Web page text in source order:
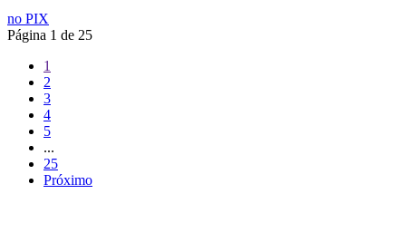
no PIX
Página 1 de 25
1
2
3
4
5
...
25
Próximo